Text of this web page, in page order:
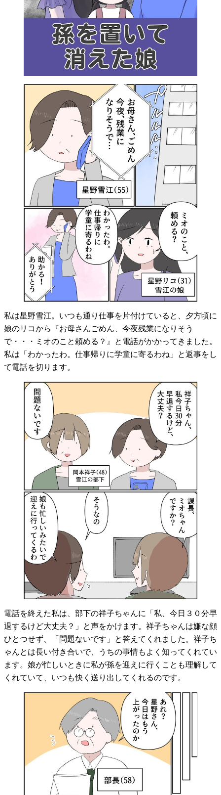
私は星野雪江。いつも通り仕事を片付けていると、夕方頃に
娘のリコから『お母さんごめん、今夜残業になりそう
で・・・ミオのこと頼める？』と電話がかかってきました。
私は「わかったわ。仕事帰りに学童に寄るわね」と返事をし
て電話を切ります。
電話を終えた私は、部下の祥子ちゃんに「私、今日３０分早
退するけど大丈夫？」と声をかけます。祥子ちゃんは嫌な顔
ひとつせず、「問題ないです」と答えてくれました。祥子ち
ゃんとは長い付き合いで、うちの事情もよく知ってくれてい
ます。娘が忙しいときに私が孫を迎えに行くことも理解して
くれていて、いつも快く送り出してくれるのです。